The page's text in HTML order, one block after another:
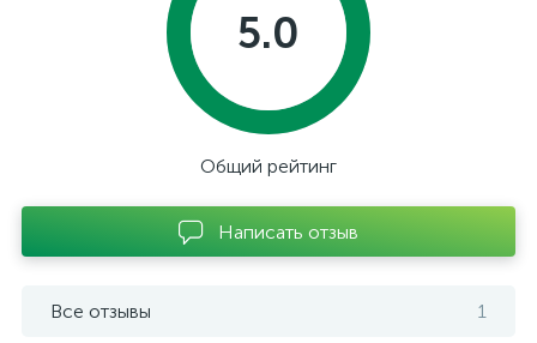
5.0
Общий рейтинг
Написать отзыв
Все отзывы 1